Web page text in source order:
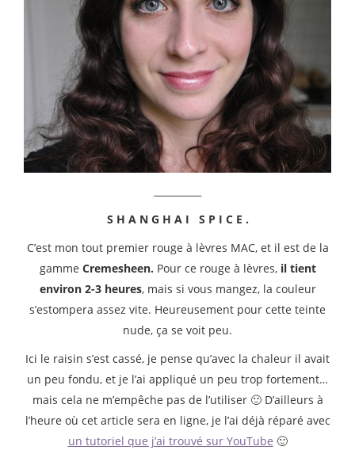
S H A N G H A I S P I C E .
C’est mon tout premier rouge à lèvres MAC, et il est de la
gamme Cremesheen. Pour ce rouge à lèvres, il tient
environ 2-3 heures, mais si vous mangez, la couleur
s’estompera assez vite. Heureusement pour cette teinte
nude, ça se voit peu.
Ici le raisin s’est cassé, je pense qu’avec la chaleur il avait
un peu fondu, et je l’ai appliqué un peu trop fortement…
mais cela ne m’empêche pas de l’utiliser 🙂 D’ailleurs à
l’heure où cet article sera en ligne, je l’ai déjà réparé avec
un tutoriel que j’ai trouvé sur YouTube 🙂